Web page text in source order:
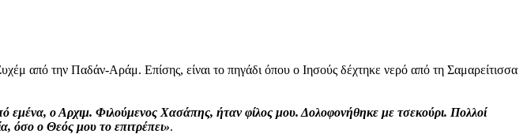
από την Παδάν-Αράμ. Επίσης, είναι το πηγάδι όπου ο Ιησούς δέχτηκε νερό από τη Σαμαρείτισσα
ο Αρχιμ. Φιλούμενος Χασάπης, ήταν φίλος μου. Δολοφονήθηκε με τσεκούρι. Πολλοί
όσο ο Θεός μου το επιτρέπει».